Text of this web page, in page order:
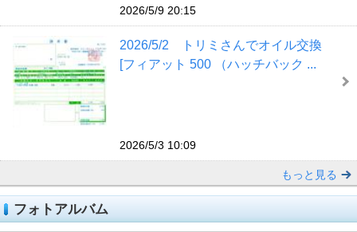
2026/5/9 20:15
2026/5/2 トリミさんでオイル交換
[フィアット 500 （ハッチバック ...
2026/5/3 10:09
もっと見る
フォトアルバム